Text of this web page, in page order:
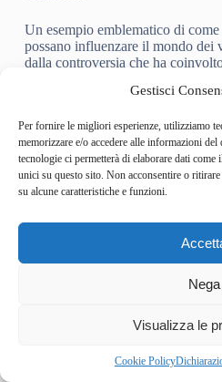
Gestisci
Per fornire le migliori esperienze, utilizziamo
memorizzare e/o accedere alle informazioni
tecnologie ci permetterà di elaborare dati
unici su questo sito. Non acconsentire o
su alcune caratteristiche e funzioni.
Nega
Visualizza le
Cookie Policy
Un esempio emblematico di
possano influenzare il mondo dei
dalla controversia che ha
venduto milioni di copie in tutto il
dichiarazioni controverse
Potter,J. K. Rowling, su temi
Questo episodio dimostra, in
opinioni personali degli
pubbliche di figure influenti
acquisto dei consumatori,
ruolo sociale e culturale dei
chiedersi cosa possiamo fare noi,
settore. Innanzitutto, è